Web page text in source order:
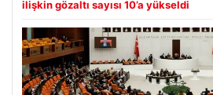
ilişkin gözaltı sayısı 10’a yükseldi